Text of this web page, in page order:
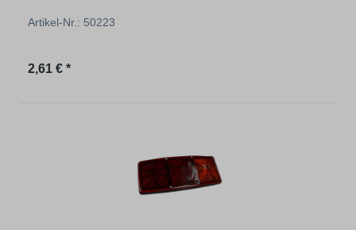
Artikel-Nr.: 50223
Regulärer Preis:
2,61 € *